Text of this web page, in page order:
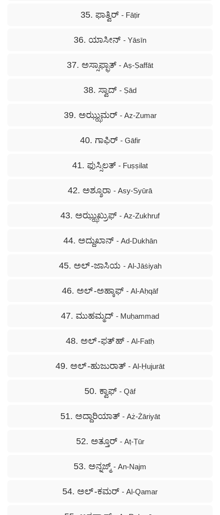
35. ಫಾತ್ವಿರ್ - Fāṭir
36. ಯಾಸೀನ್ - Yāsīn
37. ಅಸ್ಸಾಫ್ಫಾತ್ - Aṣ-Ṣaffāt
38. ಸ್ವಾದ್ - Ṣād
39. ಅಝ್ಝುಮರ್ - Az-Zumar
40. ಗಾಫಿರ್ - Gāfir
41. ಫುಸ್ಸಿಲತ್ - Fuṣṣilat
42. ಅಶ್ಶೂರಾ - Asy-Syūrā
43. ಅಝ್ಝುಖ್ರುಫ್ - Az-Zukhruf
44. ಅದ್ದುಖಾನ್ - Ad-Dukhān
45. ಅಲ್ -ಜಾಸಿಯ - Al-Jāṡiyah
46. ಅಲ್ -ಅಹ್ಕಾಫ್ - Al-Aḥqāf
47. ಮುಹಮ್ಮದ್ - Muḥammad
48. ಅಲ್ -ಫತ್ ಹ್ - Al-Fatḥ
49. ಅಲ್ -ಹುಜುರಾತ್ - Al-Ḥujurāt
50. ಕ್ವಾಫ್ - Qāf
51. ಅದ್ದಾರಿಯಾತ್ - Aż-Żāriyāt
52. ಅತ್ತೂರ್ - Aṭ-Ṭūr
53. ಅನ್ನಜ್ಮ್ - An-Najm
54. ಅಲ್ -ಕಮರ್ - Al-Qamar